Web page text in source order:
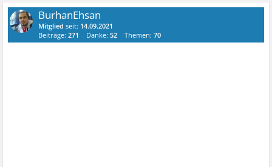
BurhanEhsan
Mitglied seit: 14.09.2021
Beiträge:271 Danke:52 Themen:70